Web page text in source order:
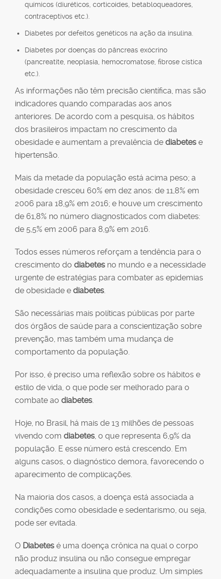
químicos (diuréticos, corticoides, betabloqueadores,
contraceptivos etc.).
Diabetes por defeitos genéticos na ação da insulina.
Diabetes por doenças do pâncreas exócrino
(pancreatite, neoplasia, hemocromatose, fibrose cística
etc.).
As informações não têm precisão científica, mas são
indicadores quando comparadas aos anos
anteriores. De acordo com a pesquisa, os hábitos
dos brasileiros impactam no crescimento da
obesidade e aumentam a prevalência de diabetes e
hipertensão.
Mais da metade da população está acima peso; a
obesidade cresceu 60% em dez anos: de 11,8% em
2006 para 18,9% em 2016; e houve um crescimento
de 61,8% no número diagnosticados com diabetes:
de 5,5% em 2006 para 8,9% em 2016.
Todos esses números reforçam a tendência para o
crescimento do diabetes no mundo e a necessidade
urgente de estratégias para combater as epidemias
de obesidade e diabetes.
São necessárias mais políticas públicas por parte
dos órgãos de saúde para a conscientização sobre
prevenção, mas também uma mudança de
comportamento da população.
Por isso, é preciso uma reflexão sobre os hábitos e
estilo de vida, o que pode ser melhorado para o
combate ao diabetes.
Hoje, no Brasil, há mais de 13 milhões de pessoas
vivendo com diabetes, o que representa 6,9% da
população. E esse número está crescendo. Em
alguns casos, o diagnóstico demora, favorecendo o
aparecimento de complicações.
Na maioria dos casos, a doença está associada a
condições como obesidade e sedentarismo, ou seja,
pode ser evitada.
O Diabetes é uma doença crônica na qual o corpo
não produz insulina ou não consegue empregar
adequadamente a insulina que produz. Um simples